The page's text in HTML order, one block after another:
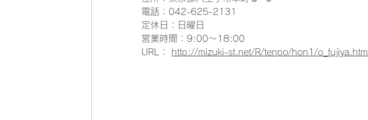
電話：042-625-2131
定休日：日曜日
営業時間：9:00～18:00
URL：
http://mizuki-st.net/R/tenpo/hon1/o_fujiya.html